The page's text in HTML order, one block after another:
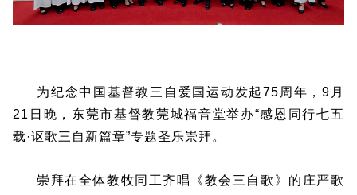
为纪念中国基督教三自爱国运动发起75周年，9月
21日晚，东莞市基督教莞城福音堂举办“感恩同行七五
载·讴歌三自新篇章”专题圣乐崇拜。
崇拜在全体教牧同工齐唱《教会三自歌》的庄严歌